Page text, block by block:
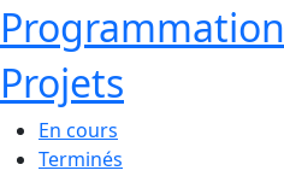
Programmation
Projets
En cours
Terminés